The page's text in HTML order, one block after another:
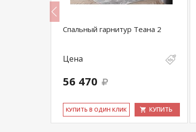
Спальный гарнитур Теана 2
Цена
56 470
КУ­ПИТЬ В ОДИН КЛИК КУПИТЬ